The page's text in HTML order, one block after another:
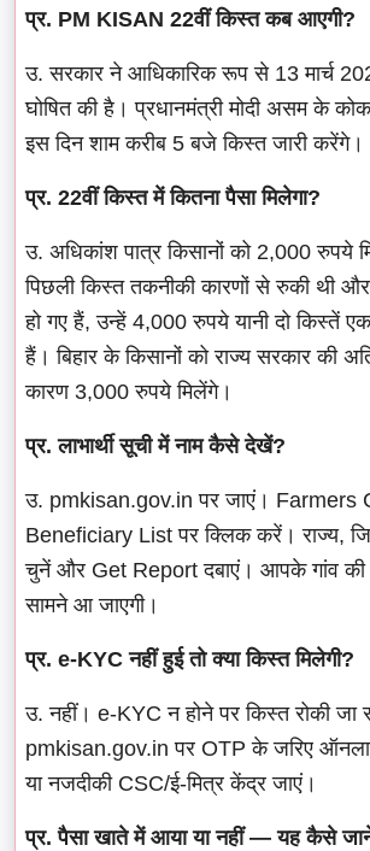
प्र. PM KISAN 22वीं किस्त कब आएगी?
उ. सरकार ने आधिकारिक रूप से 13 मार्च
घोषित की है। प्रधानमंत्री मोदी असम के
इस दिन शाम करीब 5 बजे किस्त जारी करेंगे।
प्र. 22वीं किस्त में कितना पैसा मिलेगा?
उ. अधिकांश पात्र किसानों को 2,000 रुपये
पिछली किस्त तकनीकी कारणों से रुकी थी
हो गए हैं, उन्हें 4,000 रुपये यानी दो किस्तें
हैं। बिहार के किसानों को राज्य सरकार की
कारण 3,000 रुपये मिलेंगे।
प्र. लाभार्थी सूची में नाम कैसे देखें?
उ. pmkisan.gov.in पर जाएं। Farmers
Beneficiary List पर क्लिक करें। राज्य,
चुनें और Get Report दबाएं। आपके गांव की
सामने आ जाएगी।
प्र. e-KYC नहीं हुई तो क्या किस्त मिलेगी?
उ. नहीं। e-KYC न होने पर किस्त रोकी जा
pmkisan.gov.in पर OTP के जरिए
या नजदीकी CSC/ई-मित्र केंद्र जाएं।
प्र. पैसा खाते में आया या नहीं — यह कैसे